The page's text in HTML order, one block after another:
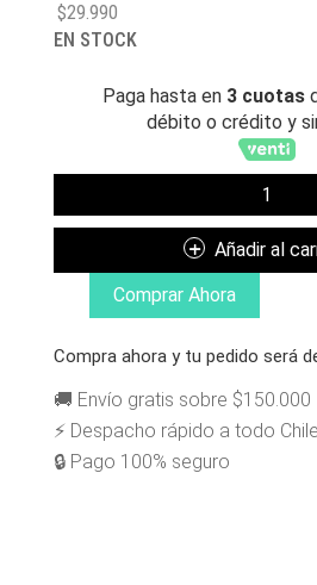
$29.990
EN STOCK
Paga hasta en 3 cuotas
débito o crédito y
GORRO
SNAPBACK
BLACK
Añadir al
Comprar Ahora
Compra ahora y tu pedido será
🚚 Envío gratis sobre $150.000
⚡ Despacho rápido a todo Chile
🔒 Pago 100% seguro